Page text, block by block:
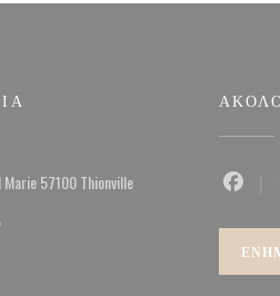
57100 Thionville((ανοίγει σε νέο